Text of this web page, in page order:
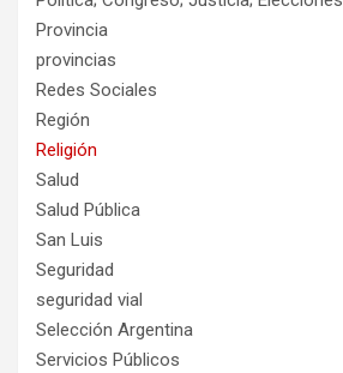
Provincia
provincias
Redes Sociales
Región
Religión
Salud
Salud Pública
San Luis
Seguridad
seguridad vial
Selección Argentina
Servicios Públicos